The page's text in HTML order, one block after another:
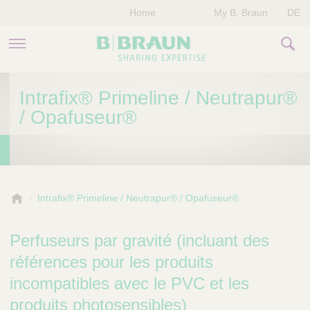
PRODUITS & THÉRAPIES
NOTRE ENTREPRISE
CONTACTEZ-NOUS
Home My B. Braun DE
Intrafix® Primeline / Neutrapur®
/ Opafuseur®
r
a
u
n
V
Intrafix® Primeline / Neutrapur® / Opafuseur®
Perfuseurs par gravité (incluant des
références pour les produits
incompatibles avec le PVC et les
produits photosensibles)